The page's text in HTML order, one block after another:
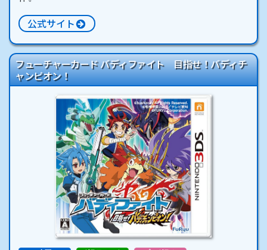
公式サイト
フューチャーカード バディファイト 目指せ！バディチ
ャンピオン！